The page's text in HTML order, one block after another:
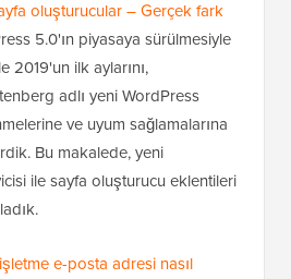
oluşturucular – Gerçek fark
5.0'ın piyasaya sürülmesiyle
2019'un ilk aylarını,
adlı yeni WordPress
ve uyum sağlamalarına
Bu makalede, yeni
ile sayfa oluşturucu eklentileri
e-posta adresi nasıl